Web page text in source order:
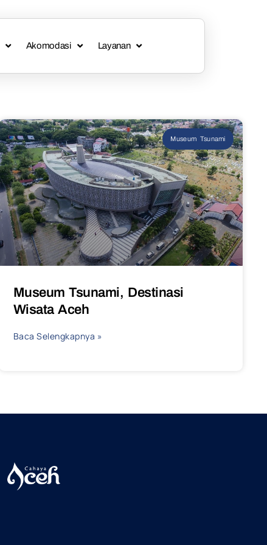
Akomodasi Layanan
Museum Tsunami
Museum Tsunami, Destinasi
Wisata Aceh
Baca Selengkapnya »